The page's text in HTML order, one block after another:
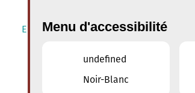
ENSEIGNEMENT MUSICAL
Menu d'accessibilité
undefined
Noir-Blanc